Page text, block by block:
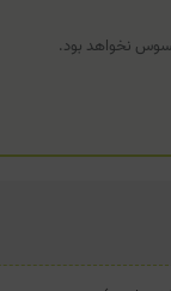
نخواهد بود.